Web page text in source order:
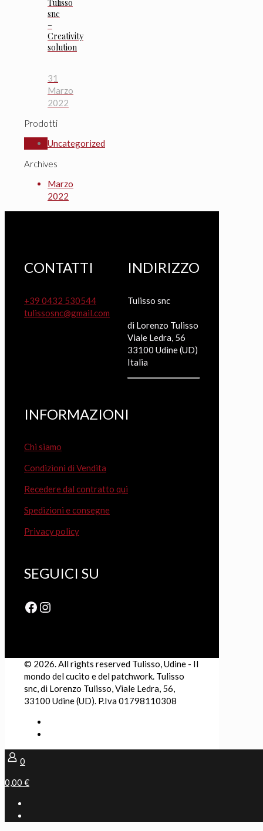
Tulisso
snc
–
Creativity
solution
31
Marzo
2022
Prodotti
Uncategorized
Archives
Marzo
2022
CONTATTI
+39 0432 530544
tulissosnc@gmail.com
INDIRIZZO
Tulisso snc
di Lorenzo Tulisso
Viale Ledra, 56
33100 Udine (UD)
Italia
INFORMAZIONI
Chi siamo
Condizioni di Vendita
Recedere dal contratto qui
Spedizioni e consegne
Privacy policy
SEGUICI SU
Facebook
Instagram
© 2026. All rights reserved Tulisso, Udine - Il
mondo del cucito e del patchwork. Tulisso
snc, di Lorenzo Tulisso, Viale Ledra, 56,
33100 Udine (UD). P.Iva 01798110308
0
0,00 €